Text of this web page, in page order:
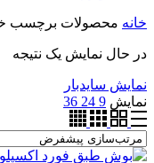
خانه محصولات برچسب
در حال نمایش یک نتیجه
نمایش سایدبار
نمایش 9
24
36